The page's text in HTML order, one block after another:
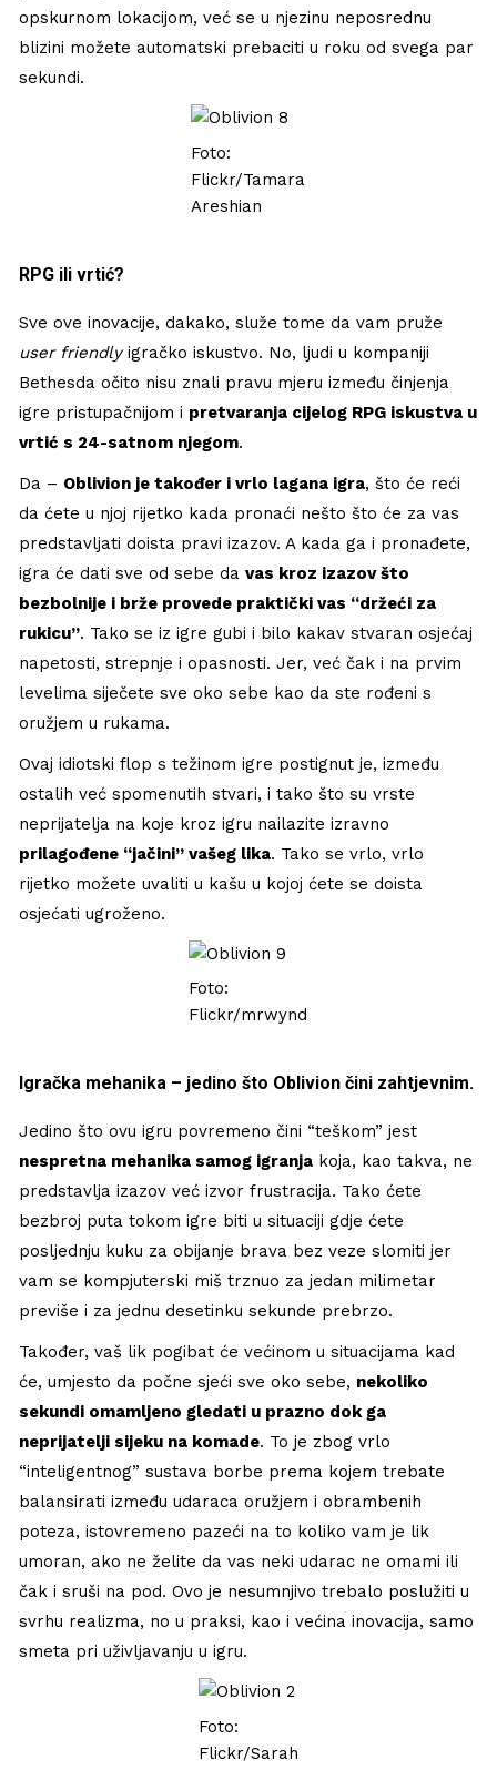
opskurnom lokacijom, već se u njezinu neposrednu
blizini možete automatski prebaciti u roku od svega par
sekundi.
Foto:
Flickr/Tamara
Areshian
RPG ili vrtić?
Sve ove inovacije, dakako, služe tome da vam pruže
user friendlyigračko iskustvo. No, ljudi u kompaniji
Bethesda očito nisu znali pravu mjeru između činjenja
igre pristupačnijom i pretvaranja cijelog RPG iskustva u
vrtić s 24-satnom njegom.
Da – Oblivion je također i vrlo lagana igra, što će reći
da ćete u njoj rijetko kada pronaći nešto što će za vas
predstavljati doista pravi izazov. A kada ga i pronađete,
igra će dati sve od sebe davas kroz izazov što
bezbolnije i brže provede praktički vas “držeći za
rukicu”. Tako se iz igre gubi i bilo kakav stvaran osjećaj
napetosti, strepnje i opasnosti. Jer, već čak i na prvim
levelima siječete sve oko sebe kao da ste rođeni s
oružjem u rukama.
Ovaj idiotski flop s težinom igre postignut je, između
ostalih već spomenutih stvari, i tako što su vrste
neprijatelja na koje kroz igru nailazite izravno
prilagođene “jačini” vašeg lika. Tako se vrlo, vrlo
rijetko možete uvaliti u kašu u kojoj ćete se doista
osjećati ugroženo.
Foto:
Flickr/mrwynd
Igračka mehanika – jedino što Oblivion čini zahtjevnim.
Jedino što ovu igru povremeno čini “teškom” jest
nespretna mehanika samog igranja koja, kao takva, ne
predstavlja izazov već izvor frustracija. Tako ćete
bezbroj puta tokom igre biti u situaciji gdje ćete
posljednju kuku za obijanje brava bez veze slomiti jer
vam se kompjuterski miš trznuo za jedan milimetar
previše i za jednu desetinku sekunde prebrzo.
Također, vaš lik pogibat će većinom u situacijama kad
će, umjesto da počne sjeći sve oko sebe, nekoliko
sekundi omamljeno gledati u prazno dok ga
neprijatelji sijeku na komade. To je zbog vrlo
“inteligentnog” sustava borbe prema kojem trebate
balansirati između udaraca oružjem i obrambenih
poteza, istovremeno pazeći na to koliko vam je lik
umoran, ako ne želite da vas neki udarac ne omami ili
čak i sruši na pod. Ovo je nesumnjivo trebalo poslužiti u
svrhu realizma, no u praksi, kao i većina inovacija, samo
smeta pri uživljavanju u igru.
Foto:
Flickr/Sarah